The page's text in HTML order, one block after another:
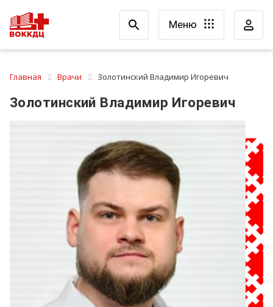
Меню
Главная Врачи Золотинский Владимир Игоревич
Золотинский Владимир Игоревич